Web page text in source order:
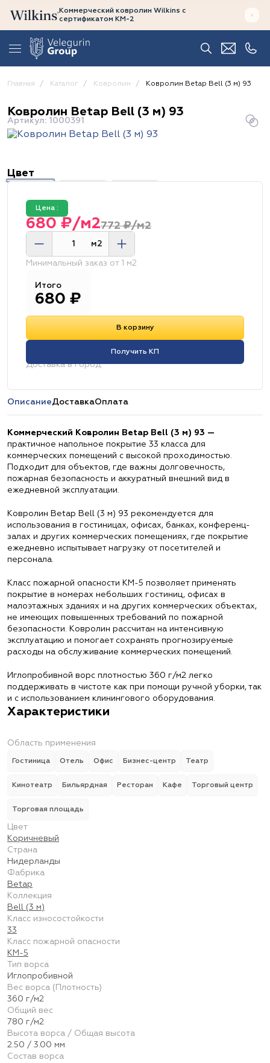
Коммерческий ковролин Wilkins с
сертификатом КМ-2
Главная Каталог Ковролин Ковролин Betap Bell (3 м) 93
Ковролин Betap Bell (3 м) 93
Артикул: 1000391
Цвет
Цена :
772 ₽/м2
680 ₽/м2
м2
Минимальный заказ от 1 м2
Итого
680 ₽
В корзину
Получить КП
Доставка в город:
ОписаниеДоставкаОплата
Коммерческий Ковролин Betap Bell (3 м) 93 —
практичное напольное покрытие 33 класса для
коммерческих помещений с высокой проходимостью.
Подходит для объектов, где важны долговечность,
пожарная безопасность и аккуратный внешний вид в
ежедневной эксплуатации.
Ковролин Betap Bell (3 м) 93 рекомендуется для
использования в гостиницах, офисах, банках, конференц-
залах и других коммерческих помещениях, где покрытие
ежедневно испытывает нагрузку от посетителей и
персонала.
Класс пожарной опасности КМ-5 позволяет применять
покрытие в номерах небольших гостиниц, офисах в
малоэтажных зданиях и на других коммерческих объектах,
не имеющих повышенных требований по пожарной
безопасности. Ковролин рассчитан на интенсивную
эксплуатацию и помогает сохранять прогнозируемые
расходы на обслуживание коммерческих помещений.
Иглопробивной ворс плотностью 360 г/м2 легко
поддерживать в чистоте как при помощи ручной уборки, так
и с использованием клинингового оборудования.
Характеристики
Область применения
Гостиница Отель Офис Бизнес-центр Театр
Кинотеатр Бильярдная Ресторан Кафе Торговый центр
Торговая площадь
Цвет
Коричневый
Страна
Нидерланды
Фабрика
Betap
Коллекция
Bell (3 м)
Класс износостойкости
33
Класс пожарной опасности
КМ-5
Тип ворса
Иглопробивной
Вес ворса (Плотность)
360 г/м2
Общий вес
780 г/м2
Высота ворса / Общая высота
2.50 / 3.00 мм
Состав ворса